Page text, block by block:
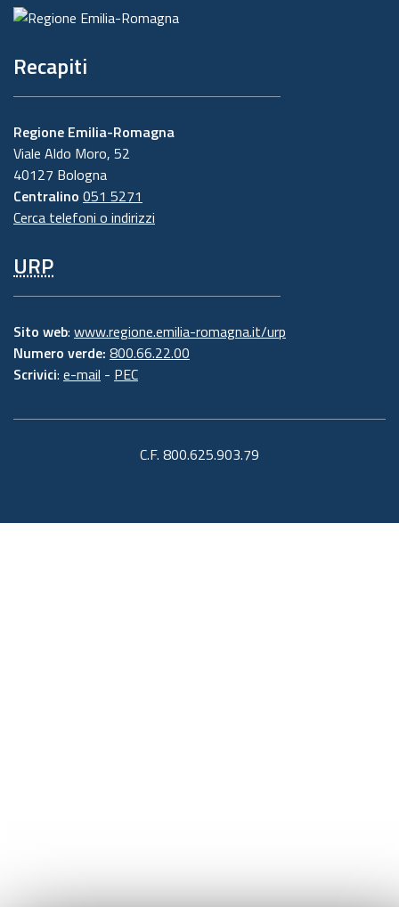
Recapiti
Regione Emilia-Romagna
Viale Aldo Moro, 52
40127 Bologna
Centralino 051 5271
Cerca telefoni o indirizzi
URP
Sito web: www.regione.emilia-romagna.it/urp
Numero verde: 800.66.22.00
Scrivici: e-mail - PEC
C.F. 800.625.903.79